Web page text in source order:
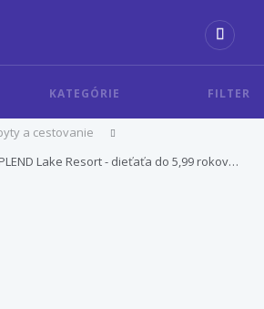
KATEGÓRIE FILTER
a cestovanie
Lake Resort - dieťaťa do 5,99 rokov…